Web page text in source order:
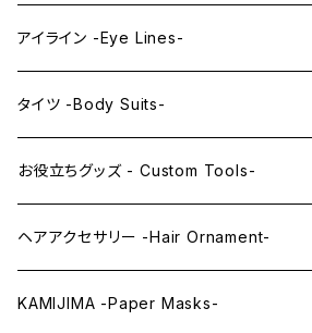
PRINCESS series
KAWAII Little series
ミドル -Middle-
レンズアイ -Lens Eyes-
レンズアイ
レンズアイEX
クリスタルアイ -Crystal Eyes-
アイライン -Eye Lines-
アイラインステッカー -Eye Line Stickers-
まゆ毛 -Eyebrows-
まつ毛 -Eyelash-
タイツ -Body Suits-
全身タイツ -Full Body Suits-
上半身タイツ -Upper Body Suits-
お役立ちグッズ - Custom Tools-
カスタム用品 -Custom Tools-
ウィッグメンテナンス -Wig Maintenance-
ヘアアクセサリー -Hair Ornament-
KAMIJIMA -Paper Masks-